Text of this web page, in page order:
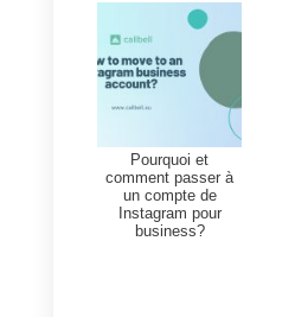
vos clients
compte
fonctionne la
car il s’agit